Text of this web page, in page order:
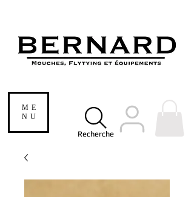
ME
NU
Recherche